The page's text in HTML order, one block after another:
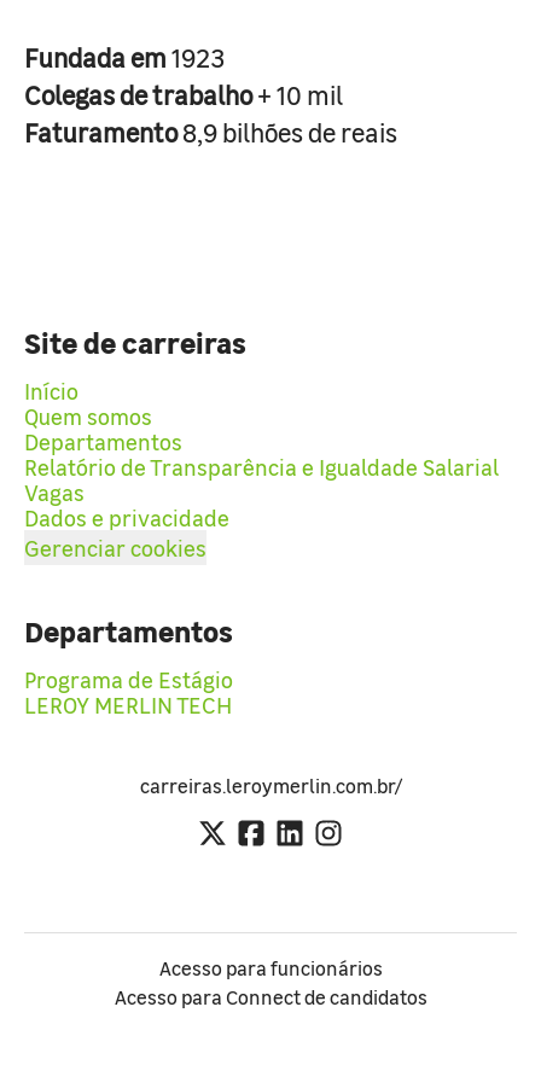
Fundada em1923
Colegas de trabalho+ 10 mil
Faturamento8,9 bilhões de reais
Site de carreiras
Início
Quem somos
Departamentos
Relatório de Transparência e Igualdade Salarial
Vagas
Dados e privacidade
Gerenciar cookies
Departamentos
Programa de Estágio
LEROY MERLIN TECH
carreiras.leroymerlin.com.br/
Acesso para funcionários
Acesso para Connect de candidatos